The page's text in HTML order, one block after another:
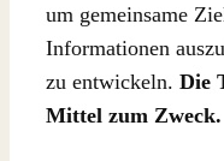
um gemeinsame
Informationen
zu entwickeln. Die
Mittel zum Zweck.